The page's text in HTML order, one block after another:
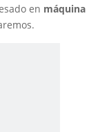
en máquina